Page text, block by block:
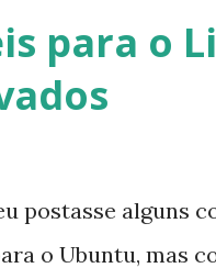
que o
na versão
e o Pidgin, que
para o
postasse alguns
o Ubuntu, mas